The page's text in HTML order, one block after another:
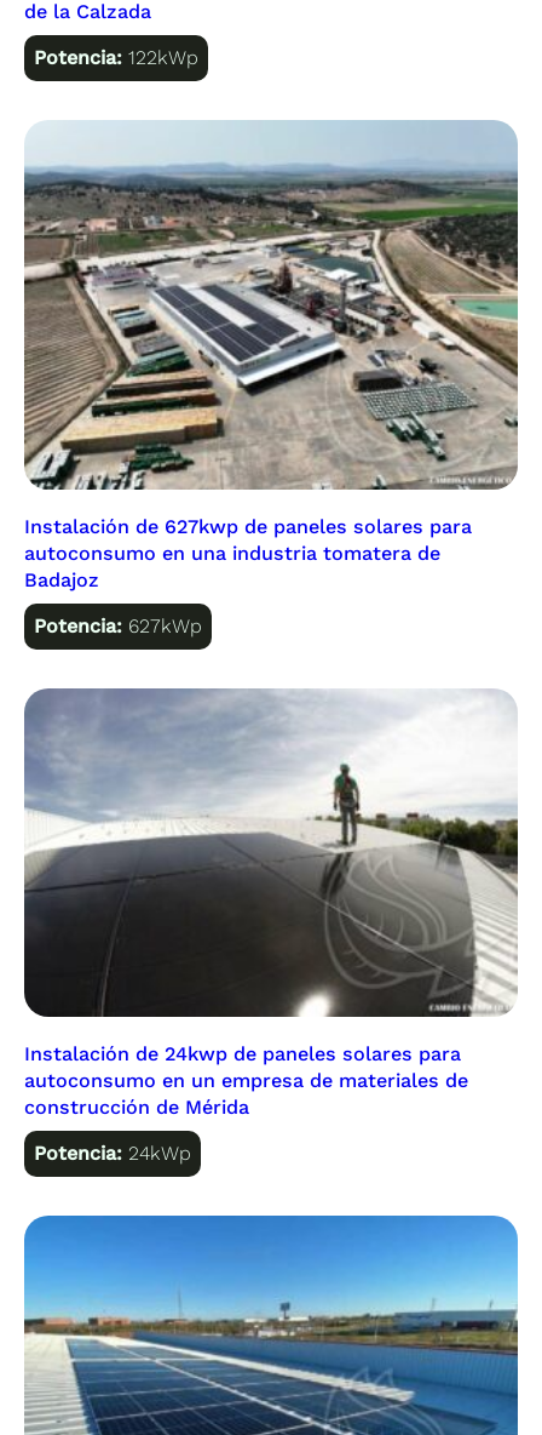
de la Calzada
Potencia:122kWp
Instalación de 627kwp de paneles solares para
autoconsumo en una industria tomatera de
Badajoz
Potencia: 627kWp
Instalación de 24kwp de paneles solares para
autoconsumo en un empresa de materiales de
construcción de Mérida
Potencia: 24kWp